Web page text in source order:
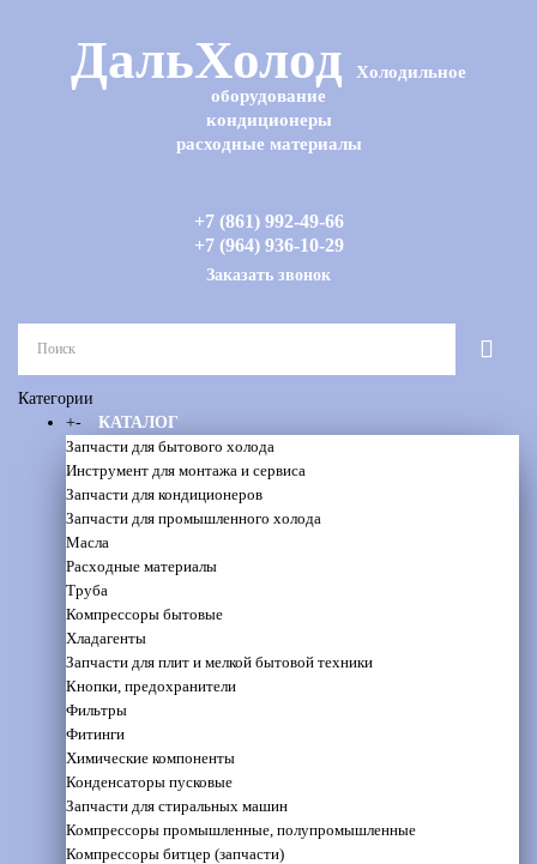
ДальХолод
Холодильное
оборудование
кондиционеры
расходные материалы
+7 (861) 992-49-66
+7 (964) 936-10-29
Заказать звонок
Категории
+-
КАТАЛОГ
Запчасти для бытового холода
Инструмент для монтажа и сервиса
Запчасти для кондиционеров
Запчасти для промышленного холода
Масла
Расходные материалы
Труба
Компрессоры бытовые
Хладагенты
Запчасти для плит и мелкой бытовой техники
Кнопки, предохранители
Фильтры
Фитинги
Химические компоненты
Конденсаторы пусковые
Запчасти для стиральных машин
Компрессоры промышленные, полупромышленные
Компрессоры битцер (запчасти)